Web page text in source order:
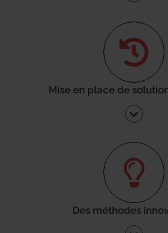
Mise en place de
Des méthodes